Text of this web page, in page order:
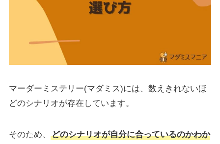
マーダーミステリー(マダミス)には、数えきれないほ
どのシナリオが存在しています。
そのため、
どのシナリオが自分に合っているのかわか